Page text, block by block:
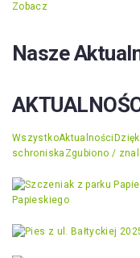
Zobacz
Nasze
WszystkoAktualności
schroniska Zgubiono /
Papieskiego